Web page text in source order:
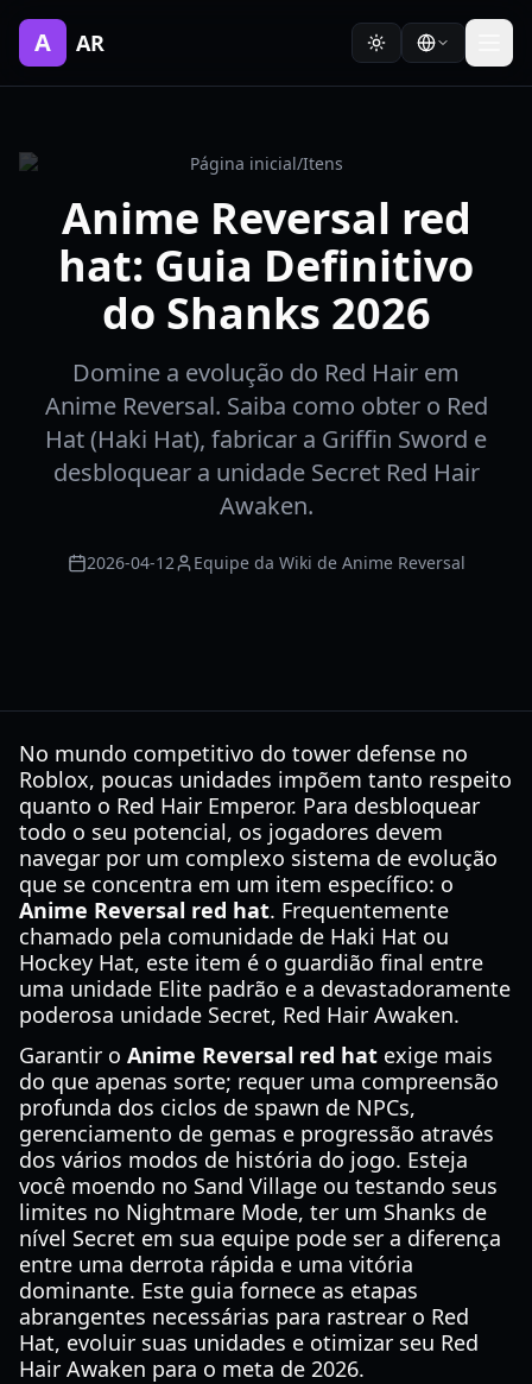
A AR
Página inicial/Itens
Anime Reversal red
hat: Guia Definitivo
do Shanks 2026
Domine a evolução do Red Hair em
Anime Reversal. Saiba como obter o Red
Hat (Haki Hat), fabricar a Griffin Sword e
desbloquear a unidade Secret Red Hair
Awaken.
2026-04-12 Equipe da Wiki de Anime Reversal
No mundo competitivo do tower defense no
Roblox, poucas unidades impõem tanto respeito
quanto o Red Hair Emperor. Para desbloquear
todo o seu potencial, os jogadores devem
navegar por um complexo sistema de evolução
que se concentra em um item específico: o
Anime Reversal red hat. Frequentemente
chamado pela comunidade de Haki Hat ou
Hockey Hat, este item é o guardião final entre
uma unidade Elite padrão e a devastadoramente
poderosa unidade Secret, Red Hair Awaken.
Garantir o Anime Reversal red hat exige mais
do que apenas sorte; requer uma compreensão
profunda dos ciclos de spawn de NPCs,
gerenciamento de gemas e progressão através
dos vários modos de história do jogo. Esteja
você moendo no Sand Village ou testando seus
limites no Nightmare Mode, ter um Shanks de
nível Secret em sua equipe pode ser a diferença
entre uma derrota rápida e uma vitória
dominante. Este guia fornece as etapas
abrangentes necessárias para rastrear o Red
Hat, evoluir suas unidades e otimizar seu Red
Hair Awaken para o meta de 2026.